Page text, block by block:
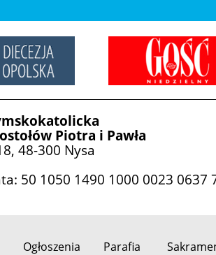
Piotra i Pawła
48-300 Nysa
50 1050 1490 1000 0023 0637
Ogłoszenia Parafia